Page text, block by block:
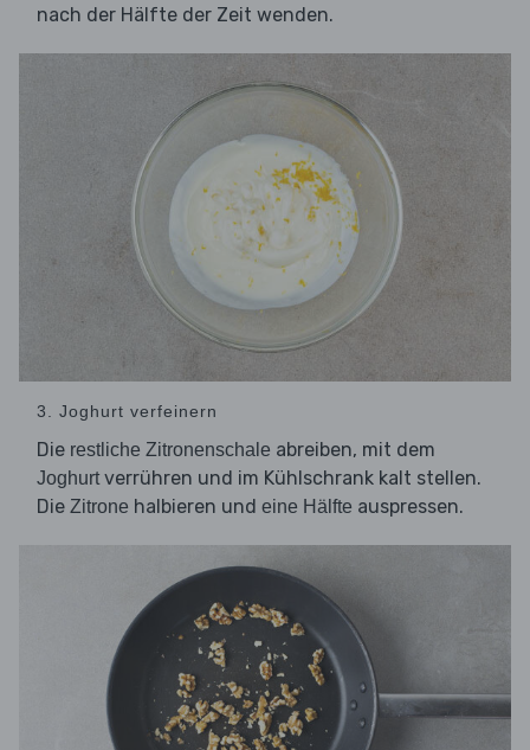
nach der Hälfte der Zeit wenden.
3. Joghurt verfeinern
Die restliche Zitronenschale abreiben, mit dem
Joghurtverrühren und im Kühlschrank kalt stellen.
Die Zitrone halbieren und eine Hälfte auspressen.